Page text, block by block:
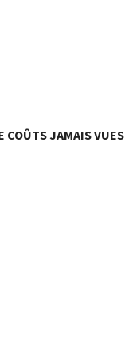
COÛTS JAMAIS VUES